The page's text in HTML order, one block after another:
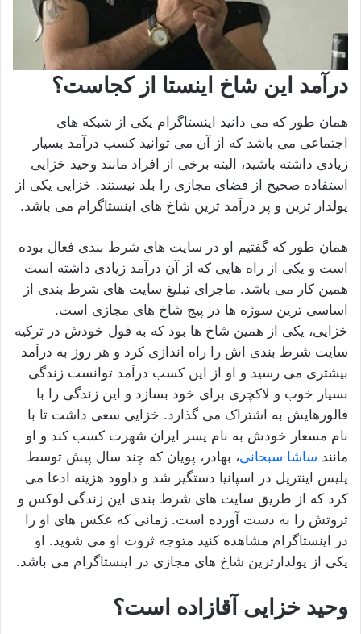
درآمد این شاخ اینستا از کجاست؟
همان طور که می دانید اینستاگرام یکی از شبکه های
اجتماعی می باشد که از آن می توانید کسب درآمد بسیار
زیادی داشته باشید، البته برخی از افراد مانند وحید خزایی
استفاده صحیح از فضای مجازی را بلد نیستند. خزایی یکی از
پولدار ترین و پر درآمد ترین شاخ های اینستاگرام می باشد.
همان طور که گفتیم او در سایت های شرط بندی فعال بوده
است و یکی از راه هایی که از آن درآمد زیادی داشته است
همین کار می باشد. ماجرای تبلیغ سایت‌ های شرط‌ بندی از
اساسی‌ ترین سوژه‌ ها در پیج شاخ‌ های مجازی است.
خزایی، یکی از همین شاخ‌ ها بود که به قول خودش در ترکیه
سایت شرط‌ بندی‌ اش را راه‌ اندازی کرد و هر روز به درآمد
بیشتری می رسید و او از این کسب درآمد توانست زندگی
بسیار خوب و لاکچری برای خود بسازد و این زندگی را با
فالورهایش به اشتراک می گذارد. خزایی سعی داشت تا با
نام مسعار خودش به نام پسر ایران شهرت کسب کند و او
مانند ساشا سبحانی، بهادر، پویان که چند سال پیش توسط
پلیس اینترپل در اسپانیا دستگیر شد و داوود هزینه ادعا می
کرد که از طریق سایت های شرط بندی این زندگی لوکس و
ثروتش را به دست آورده است. زمانی که عکس های او را
در اینستاگرام مشاهده کنید متوجه ثروت او می شوید. او
یکی از پولدارترین شاخ های مجازی در اینستاگرام می باشد.
وحید خزایی آقازاده است؟